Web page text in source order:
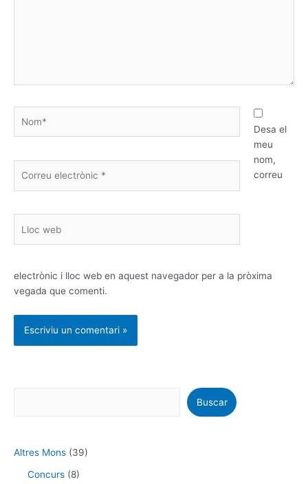
electrònic
web
Desa el
meu
nom,
correu
electrònic i lloc web en aquest navegador per a la pròxima
vegada que comenti.
Buscar
Altres Mons (39)
Concurs (8)